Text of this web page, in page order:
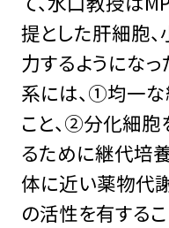
提とした肝細胞
力するようにな
系には、①均一
こと、②分化細胞
るために継代培
体に近い薬物代
の活性を有する